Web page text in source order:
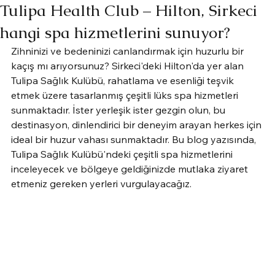
Tulipa Health Club – Hilton, Sirkeci
hangi spa hizmetlerini sunuyor?
Zihninizi ve bedeninizi canlandırmak için huzurlu bir
kaçış mı arıyorsunuz? Sirkeci'deki Hilton'da yer alan
Tulipa Sağlık Kulübü, rahatlama ve esenliği teşvik
etmek üzere tasarlanmış çeşitli lüks spa hizmetleri
sunmaktadır. İster yerleşik ister gezgin olun, bu
destinasyon, dinlendirici bir deneyim arayan herkes için
ideal bir huzur vahası sunmaktadır. Bu blog yazısında,
Tulipa Sağlık Kulübü'ndeki çeşitli spa hizmetlerini
inceleyecek ve bölgeye geldiğinizde mutlaka ziyaret
etmeniz gereken yerleri vurgulayacağız.